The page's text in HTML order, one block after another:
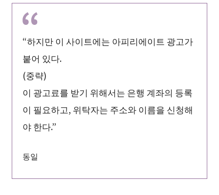
“하지만 이 사이트에는 아피리에이트 광고가
붙어 있다.
(중략)
이 광고료를 받기 위해서는 은행 계좌의 등록
이 필요하고, 위탁자는 주소와 이름을 신청해
야 한다.”
동일